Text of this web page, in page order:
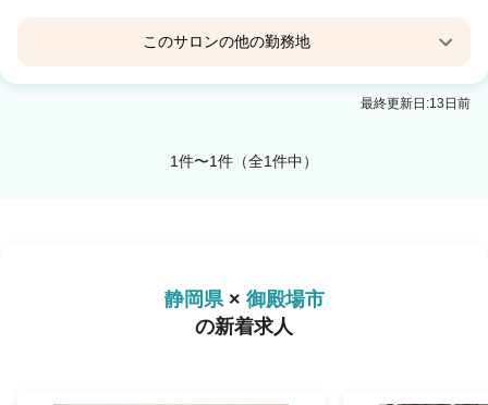
このサロンの他の勤務地
ursus by HEADLIGHT 御殿場店
最終更新日:13日前
1件〜1件（全1件中）
静岡県× 御殿場市
の新着求人